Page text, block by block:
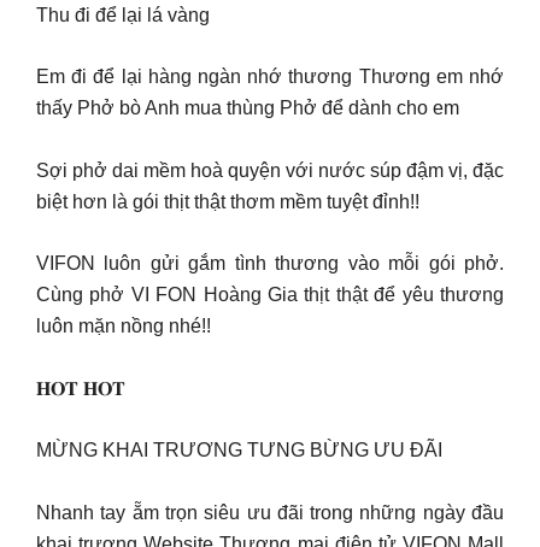
Thu đi để lại lá vàng
Em đi để lại hàng ngàn nhớ thương Thương em nhớ
thấy Phở bò Anh mua thùng Phở để dành cho em
Sợi phở dai mềm hoà quyện với nước súp đậm vị, đặc
biệt hơn là gói thịt thật thơm mềm tuyệt đỉnh!!
VIFON luôn gửi gắm tình thương vào mỗi gói phở.
Cùng phở VI FON Hoàng Gia thịt thật để yêu thương
luôn mặn nồng nhé!!
𝐇𝐎𝐓 𝐇𝐎𝐓
MỪNG KHAI TRƯƠNG TƯNG BỪNG ƯU ĐÃI
Nhanh tay ẵm trọn siêu ưu đãi trong những ngày đầu